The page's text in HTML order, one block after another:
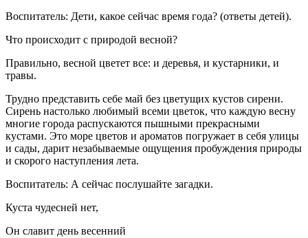
Воспитатель: Дети, какое сейчас время года? (ответы детей).
Что происходит с природой весной?
Правильно, весной цветет все: и деревья, и кустарники, и
травы.
Трудно представить себе май без цветущих кустов сирени.
Сирень настолько любимый всеми цветок, что каждую весну
многие города распускаются пышными прекрасными
кустами. Это море цветов и ароматов погружает в себя улицы
и сады, дарит незабываемые ощущения пробуждения природы
и скорого наступления лета.
Воспитатель: А сейчас послушайте загадки.
Куста чудесней нет,
Он славит день весенний